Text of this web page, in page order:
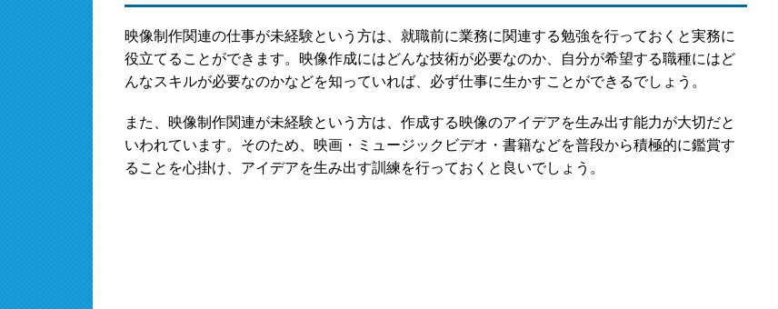
映像制作関連の仕事が未経験という方は、就職前に業務に関連する勉強を行っておくと実務に
役立てることができます。映像作成にはどんな技術が必要なのか、自分が希望する職種にはど
んなスキルが必要なのかなどを知っていれば、必ず仕事に生かすことができるでしょう。
また、映像制作関連が未経験という方は、作成する映像のアイデアを生み出す能力が大切だと
いわれています。そのため、映画・ミュージックビデオ・書籍などを普段から積極的に鑑賞す
ることを心掛け、アイデアを生み出す訓練を行っておくと良いでしょう。